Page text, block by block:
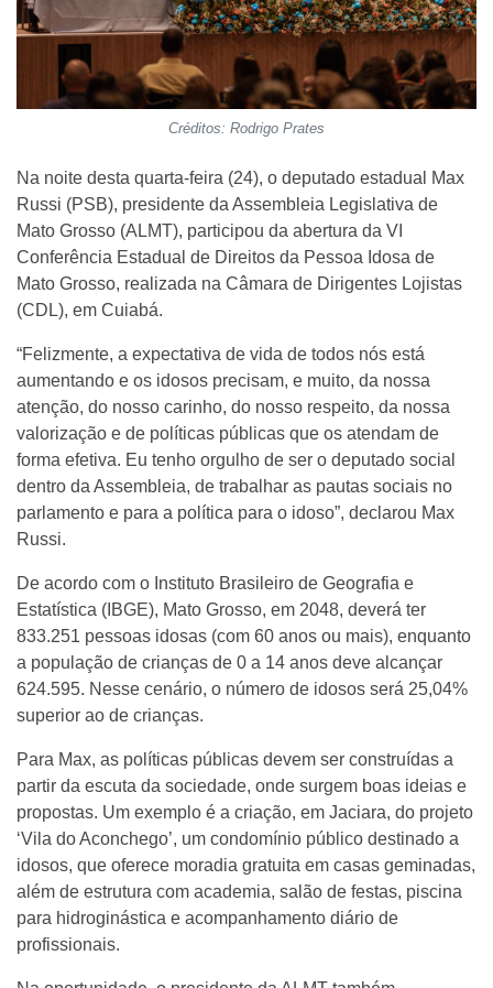
Créditos: Rodrigo Prates
Na noite desta quarta-feira (24), o deputado estadual Max
Russi (PSB), presidente da Assembleia Legislativa de
Mato Grosso (ALMT), participou da abertura da VI
Conferência Estadual de Direitos da Pessoa Idosa de
Mato Grosso, realizada na Câmara de Dirigentes Lojistas
(CDL), em Cuiabá.
“Felizmente, a expectativa de vida de todos nós está
aumentando e os idosos precisam, e muito, da nossa
atenção, do nosso carinho, do nosso respeito, da nossa
valorização e de políticas públicas que os atendam de
forma efetiva. Eu tenho orgulho de ser o deputado social
dentro da Assembleia, de trabalhar as pautas sociais no
parlamento e para a política para o idoso”, declarou Max
Russi.
De acordo com o Instituto Brasileiro de Geografia e
Estatística (IBGE), Mato Grosso, em 2048, deverá ter
833.251 pessoas idosas (com 60 anos ou mais), enquanto
a população de crianças de 0 a 14 anos deve alcançar
624.595. Nesse cenário, o número de idosos será 25,04%
superior ao de crianças.
Para Max, as políticas públicas devem ser construídas a
partir da escuta da sociedade, onde surgem boas ideias e
propostas. Um exemplo é a criação, em Jaciara, do projeto
‘Vila do Aconchego’, um condomínio público destinado a
idosos, que oferece moradia gratuita em casas geminadas,
além de estrutura com academia, salão de festas, piscina
para hidroginástica e acompanhamento diário de
profissionais.